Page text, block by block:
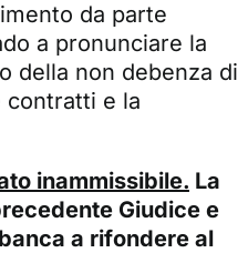
da parte
a pronunciare la
della non debenza di
contratti e la
inammissibile. La
Giudice e
a rifondere al